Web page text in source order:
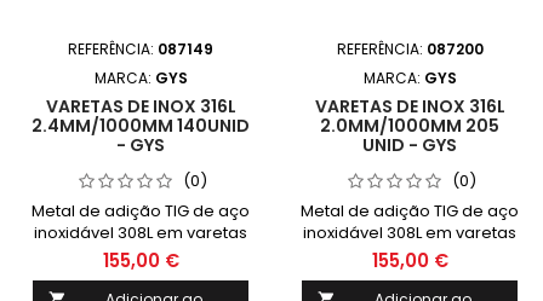
REFERÊNCIA: 087149
MARCA: GYS
VARETAS DE INOX 316L
2.4MM/1000MM 140UNID
- GYS
(0)
Metal de adição TIG de aço
inoxidável 308L em varetas
para soldagem de aços
inoxidáveis ​​austeníticos
155,00 €
REFERÊNCIA: 087200
MARCA: GYS
VARETAS DE INOX 316L
2.0MM/1000MM 205
UNID - GYS
(0)
Metal de adição TIG de aço
inoxidável 308L em varetas
para soldagem de aços
inoxidáveis ​​austeníticos
155,00 €